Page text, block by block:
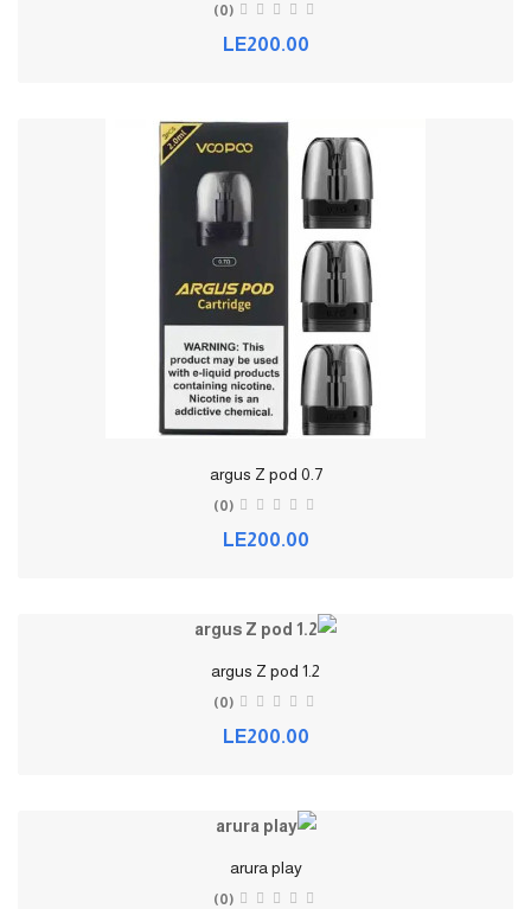
(0)
LE200.00
argus Z pod 0.7
(0)
LE200.00
argus Z pod 1.2
(0)
LE200.00
arura play
(0)